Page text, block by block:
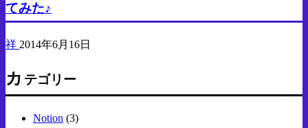
てみた♪
祥 2014年6月16日
カ テゴリー
Notion (3)